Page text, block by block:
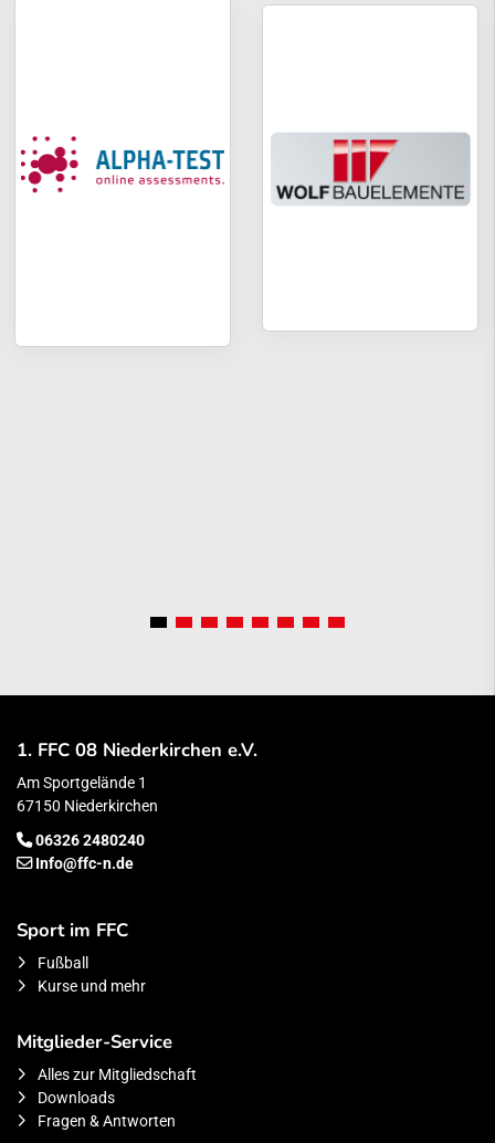
1. FFC 08 Niederkirchen e.V.
Am Sportgelände 1
67150 Niederkirchen
06326 2480240
Info@ffc-n.de
Sport im FFC
Fußball
Kurse und mehr
Mitglieder-Service
Alles zur Mitgliedschaft
Downloads
Fragen & Antworten